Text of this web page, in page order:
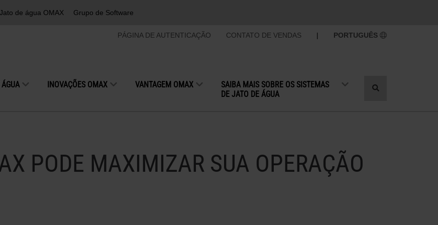
Jato de água OMAX Grupo de Software
PÁGINA DE AUTENTICAÇÃO CONTATO DE VENDAS | PORTUGUÊS
INOVAÇÕES OMAX VANTAGEM OMAX
SAIBA MAIS SOBRE OS SISTEMAS
DE JATO DE ÁGUA
Alternar
PODE MAXIMIZAR SUA OPERAÇÃO